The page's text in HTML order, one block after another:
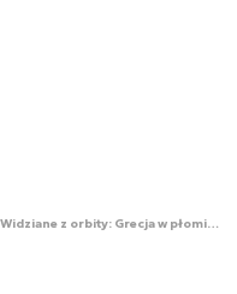
Widziane z orbity: Grecja w płomieniach